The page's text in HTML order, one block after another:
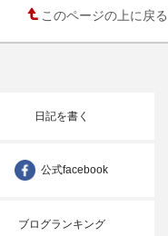
このページの上に戻る
日記を書く
公式facebook
ブログランキング